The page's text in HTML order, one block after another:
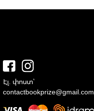
Էլ. փոստ՝
contactbookprize@gmail.com